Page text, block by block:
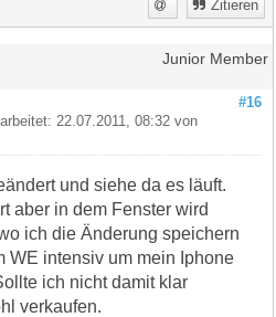
Zitieren
Junior Member
#16
22.07.2011, 08:32 von
und siehe da es läuft.
aber in dem Fenster wird
ich die Änderung speichern
WE intensiv um mein Iphone
ich nicht damit klar
verkaufen.